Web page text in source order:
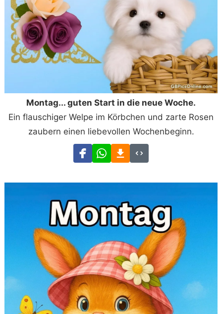
Montag... guten Start in die neue Woche.
Ein flauschiger Welpe im Körbchen und zarte Rosen
zaubern einen liebevollen Wochenbeginn.